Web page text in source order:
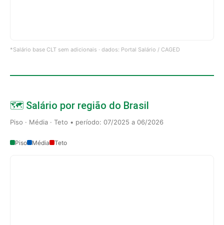
*Salário base CLT sem adicionais · dados: Portal Salário / CAGED
🗺️ Salário por região do Brasil
Piso · Média · Teto • período: 07/2025 a 06/2026
Piso Média Teto